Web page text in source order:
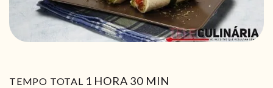
TEMPO TOTAL 1 HORA
HORA 30MIN
MIN